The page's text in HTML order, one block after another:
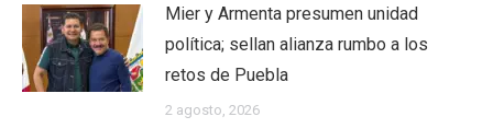
Mier y Armenta presumen unidad
política; sellan alianza rumbo a los
retos de Puebla
2 agosto, 2026